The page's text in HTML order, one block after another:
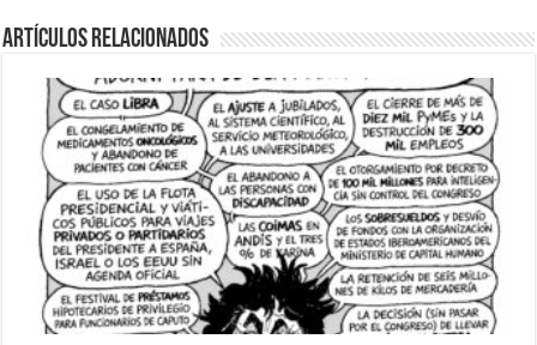
Artículos Relacionados